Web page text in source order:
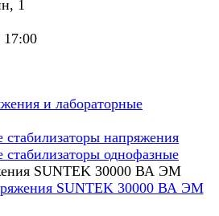
1
и лабораторные
стабилизаторы напряжения
стабилизаторы однофазные
SUNTEK 30000 ВА ЭМ